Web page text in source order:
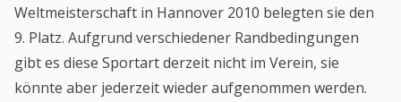
Weltmeisterschaft in Hannover 2010 belegten sie den
9. Platz. Aufgrund verschiedener Randbedingungen
gibt es diese Sportart derzeit nicht im Verein, sie
könnte aber jederzeit wieder aufgenommen werden.